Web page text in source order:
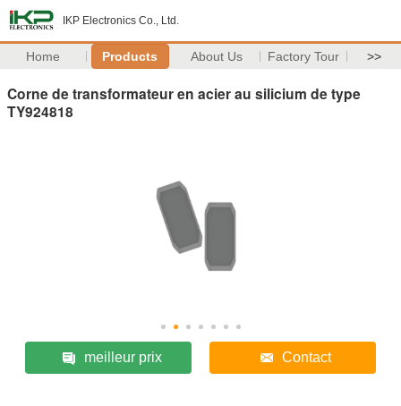
IKP Electronics Co., Ltd.
Home Products About Us Factory Tour >>
Corne de transformateur en acier au silicium de type
TY924818
meilleur prix Contact